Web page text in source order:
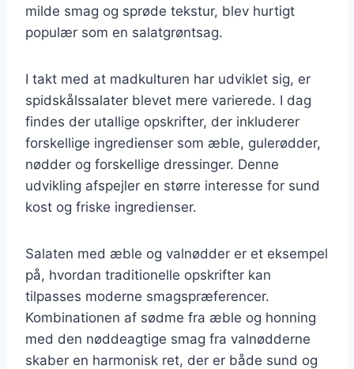
milde smag og sprøde tekstur, blev hurtigt
populær som en salatgrøntsag.
I takt med at madkulturen har udviklet sig, er
spidskålssalater blevet mere varierede. I dag
findes der utallige opskrifter, der inkluderer
forskellige ingredienser som æble, gulerødder,
nødder og forskellige dressinger. Denne
udvikling afspejler en større interesse for sund
kost og friske ingredienser.
Salaten med æble og valnødder er et eksempel
på, hvordan traditionelle opskrifter kan
tilpasses moderne smagspræferencer.
Kombinationen af sødme fra æble og honning
med den nøddeagtige smag fra valnødderne
skaber en harmonisk ret, der er både sund og